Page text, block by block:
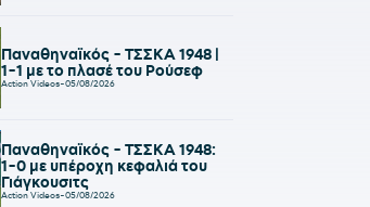
Παναθηναϊκός - ΤΣΣΚΑ 1948 |
1-1 με το πλασέ του Ρούσεφ
Action Videos-05/08/2026
Παναθηναϊκός - ΤΣΣΚΑ 1948:
1-0 με υπέροχη κεφαλιά του
Γιάγκουσιτς
Action Videos-05/08/2026